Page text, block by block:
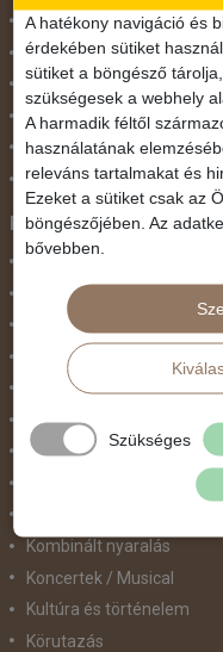
November 1.
Október 23.
Pünkösdi utazás
Szilveszter
Tavaszi szünet
Valentin nap
Programtípus
Belépőjegy
Egyéni út
Egzotikus út
Fesztiválok
Golfút
Gyalogtúra
Kombinált nyaralás
Koncertek / Musical
Kultúra és történelem
Körutazás
A hatékony navigáció és
érdekében sütiket
sütiket a böngésző
szükségesek a webhely
A harmadik féltől
használatának
releváns tartalmakat és
Ezeket a sütiket csak az
böngészőjében. Az
bővebben.
Szükséges